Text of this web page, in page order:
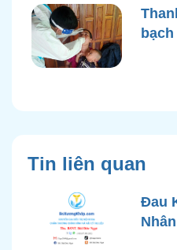
Tin liên quan
Đau